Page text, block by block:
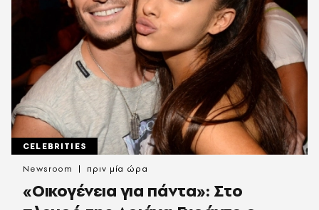
CELEBRITIES
«Οικογένεια για πάντα»: Στο
Newsroom πριν μία ώρα